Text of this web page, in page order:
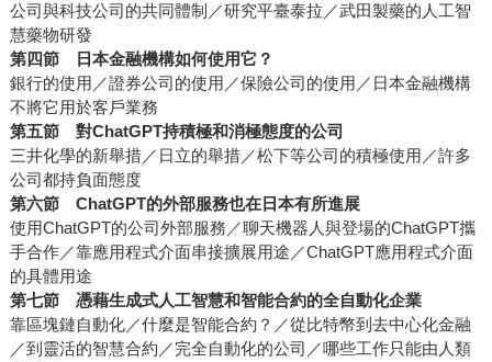
公司與科技公司的共同體制／研究平臺泰拉／武田製藥的人工智
慧藥物研發
第四節
日本金融機構如何使用它？
銀行的使用／證券公司的使用／保險公司的使用／日本金融機構
不將它用於客戶業務
第五節 對ChatGPT持積極和消極態度的公司
三井化學的新舉措／日立的舉措／松下等公司的積極使用／許多
公司都持負面態度
第六節 ChatGPT的外部服務也在日本有所進展
使用ChatGPT的公司外部服務／聊天機器人與登場的ChatGPT攜
手合作／靠應用程式介面串接擴展用途／ChatGPT應用程式介面
的具體用途
第七節 憑藉生成式人工智慧和智能合約的全自動化企業
靠區塊鏈自動化／什麼是智能合約？／從比特幣到去中心化金融
／到靈活的智慧合約／完全自動化的公司／哪些工作只能由人類